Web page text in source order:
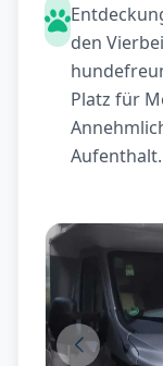
den
Platz für
Aufenthalt.